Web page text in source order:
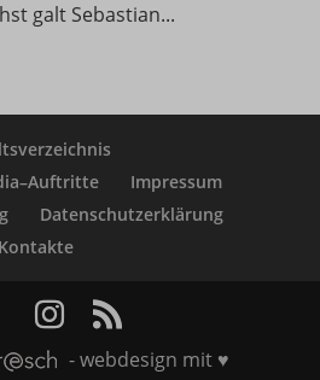
galt Sebastian...
Impressum
Datenschutzerklärung
Kontakte
- webdesign mit ♥